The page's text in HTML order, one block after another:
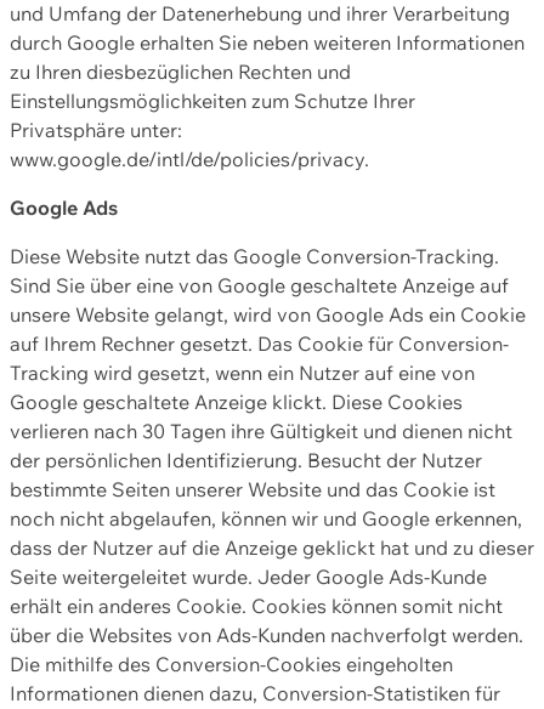
und Umfang der Datenerhebung und ihrer Verarbeitung
durch Google erhalten Sie neben weiteren Informationen
zu Ihren diesbezüglichen Rechten und
Einstellungsmöglichkeiten zum Schutze Ihrer
Privatsphäre unter:
www.google.de/intl/de/policies/privacy.
Google Ads
Diese Website nutzt das Google Conversion-Tracking.
Sind Sie über eine von Google geschaltete Anzeige auf
unsere Website gelangt, wird von Google Ads ein Cookie
auf Ihrem Rechner gesetzt. Das Cookie für Conversion-
Tracking wird gesetzt, wenn ein Nutzer auf eine von
Google geschaltete Anzeige klickt. Diese Cookies
verlieren nach 30 Tagen ihre Gültigkeit und dienen nicht
der persönlichen Identifizierung. Besucht der Nutzer
bestimmte Seiten unserer Website und das Cookie ist
noch nicht abgelaufen, können wir und Google erkennen,
dass der Nutzer auf die Anzeige geklickt hat und zu dieser
Seite weitergeleitet wurde. Jeder Google Ads-Kunde
erhält ein anderes Cookie. Cookies können somit nicht
über die Websites von Ads-Kunden nachverfolgt werden.
Die mithilfe des Conversion-Cookies eingeholten
Informationen dienen dazu, Conversion-Statistiken für